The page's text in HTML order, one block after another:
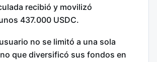
recibió y movilizó
437.000 USDC.
no se limitó a una sola
que diversificó sus fondos en